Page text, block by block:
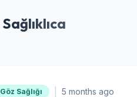
Sağlıklıca
Göz Sağlığı 5 months ago